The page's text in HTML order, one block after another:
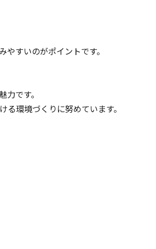
すいのがポイントです。
です。
環境づくりに努めています。